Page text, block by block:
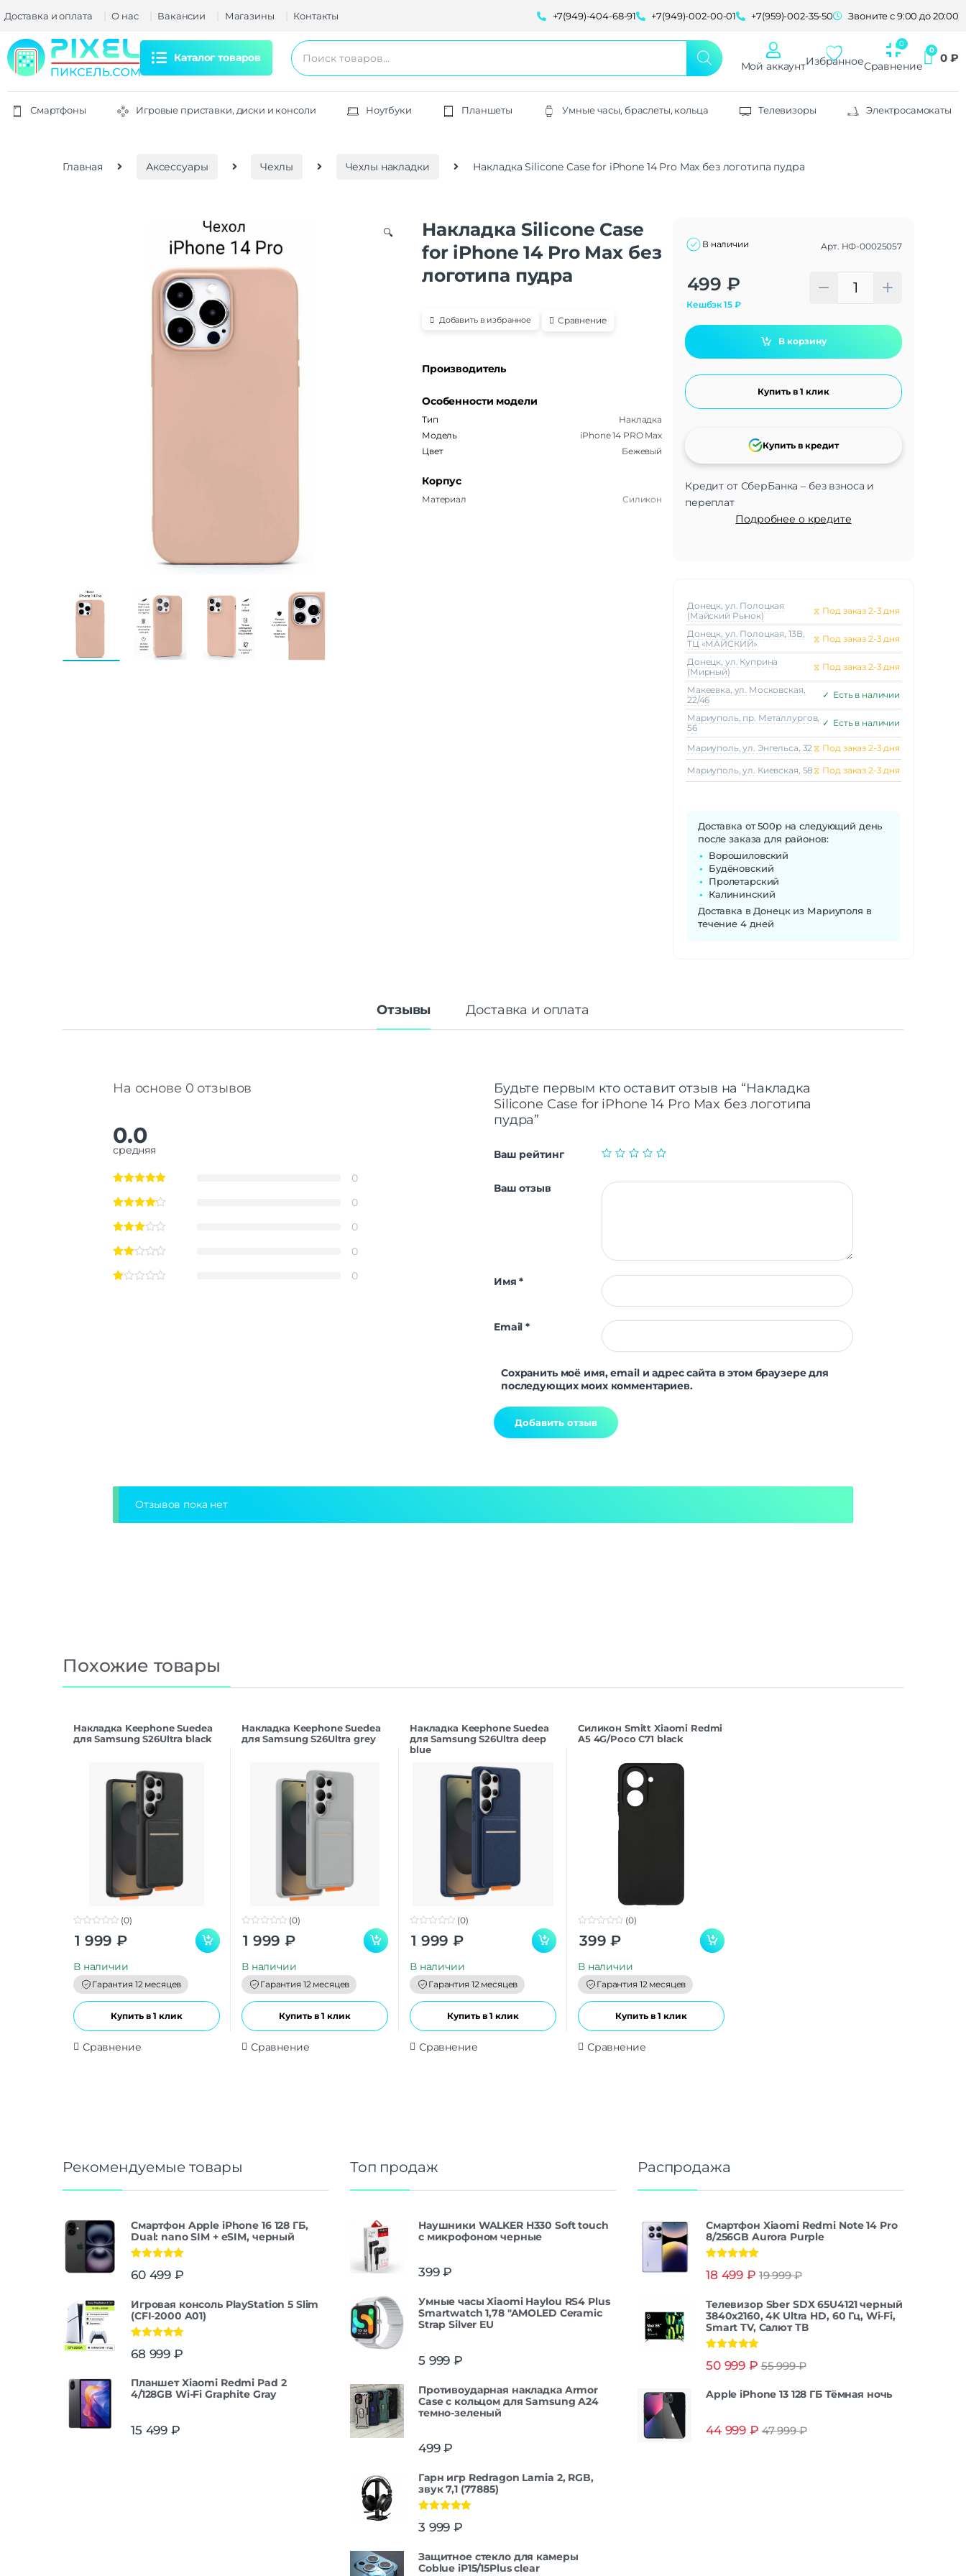
Доставка и оплата О нас Вакансии Магазины Контакты +7(949)-404-68-91 +7(949)-002-00-01 +7(959)-002-35-50 Звоните с 9:00 до 20:00
Каталог товаров
Мой аккаунтИзбранноеСравнение
0 ₽
Смартфоны Игровые приставки, диски и консоли Ноутбуки Планшеты Умные часы, браслеты, кольца Телевизоры Электросамокаты
Главная Аксессуары Чехлы Чехлы накладки Накладка Silicone Case for iPhone 14 Pro Max без логотипа пудра
🔍
Накладка Silicone Case
for iPhone 14 Pro Max без
логотипа пудра
Добавить в избранное Сравнение
Производитель
Особенности модели
Тип
Накладка
Модель
iPhone 14 PRO Max
Цвет
Бежевый
Корпус
Материал Силикон
В наличии Арт. НФ-00025057
499 ₽
Кешбэк15₽
В корзину
Купить в 1 клик
Кредит от СберБанка – без взноса и
переплат
Подробнее о кредите
Купить в кредит
Alternative:
Донецк, ул. Полоцкая
(Майский Рынок)
⧖ Под заказ 2-3 дня
Донецк, ул. Полоцкая, 13В,
ТЦ «МАЙСКИЙ»
⧖ Под заказ 2-3 дня
Донецк, ул. Куприна
(Мирный)
⧖ Под заказ 2-3 дня
Макеeвка, ул. Московская,
22/46
✓ Есть в наличии
Мариуполь, пр. Металлургов,
56
✓ Есть в наличии
Мариуполь, ул. Энгельса, 32 ⧖ Под заказ 2-3 дня
Мариуполь, ул. Киевская, 58 ⧖ Под заказ 2-3 дня
Доставка от 500р на следующий день
после заказа для районов:
Ворошиловский
Будёновский
Пролетарский
Калининский
Доставка в Донецк из Мариуполя в
течение 4 дней
Отзывы Доставка и оплата
На основе 0 отзывов
0.0
средняя
0
0
0
0
0
Будьте первым кто оставит отзыв на “Накладка
Silicone Case for iPhone 14 Pro Max без логотипа
пудра”
Ваш рейтинг
Ваш отзыв
Имя*
Email*
Сохранить моё имя, email и адрес сайта в этом браузере для
последующих моих комментариев.
Отзывов пока нет
Похожие товары
Накладка Keephone Suedea
для Samsung S26Ultra black
o
(0)
1 999 ₽
В наличии
Гарантия 12 месяцев
Купить в 1 клик
Сравнение
Накладка Keephone Suedea
для Samsung S26Ultra grey
o
(0)
1 999 ₽
В наличии
Гарантия 12 месяцев
Купить в 1 клик
Сравнение
Накладка Keephone Suedea
для Samsung S26Ultra deep
blue
o
(0)
1 999 ₽
В наличии
Гарантия 12 месяцев
Купить в 1 клик
Сравнение
Силикон Smitt Xiaomi Redmi
A5 4G/Poco C71 black
o
o
(0)
399 ₽
В наличии
Гарантия 12 месяцев
Купить в 1 клик
Сравнение
Рекомендуемые товары
Смартфон Apple iPhone 16 128 ГБ,
Dual: nano SIM + eSIM, черный
из 5
60 499 ₽
Игровая консоль PlayStation 5 Slim
(CFI-2000 A01)
из 5
68 999 ₽
Планшет Xiaomi Redmi Pad 2
4/128GB Wi-Fi Graphite Gray
15 499 ₽
Топ продаж
Наушники WALKER H330 Soft touch
с микрофоном черные
399₽
Умные часы Xiaomi Haylou RS4 Plus
Smartwatch 1,78 "AMOLED Ceramic
Strap Silver EU
5 999 ₽
Противоударная накладка Armor
Case с кольцом для Samsung A24
темно-зеленый
499₽
Гарн игр Redragon Lamia 2, RGB,
звук 7,1 (77885)
из 5
3 999 ₽
Защитнoe cтекло для камеры
Coblue iP15/15Plus clear
Распродажа
Смартфон Xiaomi Redmi Note 14 Pro
8/256GB Aurora Purple
из 5
18 499 ₽ 19 999₽
Телевизор Sber SDX 65U4121 черный
3840x2160, 4K Ultra HD, 60 Гц, Wi-Fi,
Smart TV, Салют ТВ
из 5
50 999 ₽ 55 999₽
Apple iPhone 13 128 ГБ Тёмная ночь
44 999 ₽ 47 999₽